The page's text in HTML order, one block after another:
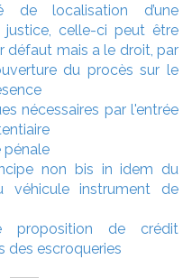
de localisation d’une
justice, celle-ci peut être
défaut mais a le droit, par
du procès sur le
nécessaires par l'entrée
pénale
non bis in idem du
véhicule instrument de
proposition de crédit
des escroqueries